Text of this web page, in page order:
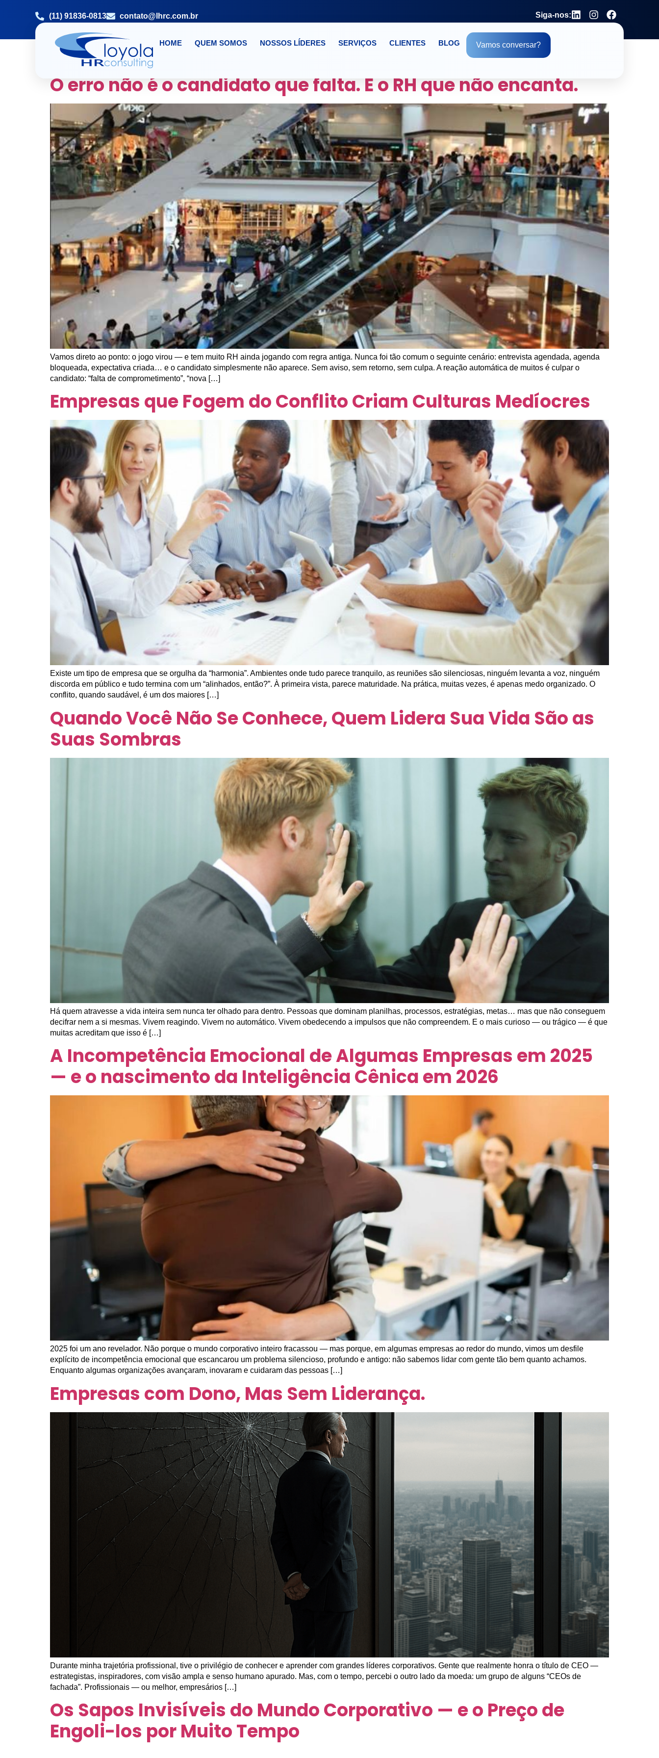
(11) 91836-0813 contato@lhrc.com.br Siga-nos:
HOME QUEM SOMOS NOSSOS LÍDERES SERVIÇOS CLIENTES BLOG Vamos conversar?
TAG:LIDER DISSIMULADO
O erro não é o candidato que falta. É o RH que não encanta.
Vamos direto ao ponto: o jogo virou — e tem muito RH ainda jogando com regra antiga. Nunca foi tão comum o seguinte cenário: entrevista agendada, agenda
bloqueada, expectativa criada… e o candidato simplesmente não aparece. Sem aviso, sem retorno, sem culpa. A reação automática de muitos é culpar o
candidato: “falta de comprometimento”, “nova […]
Empresas que Fogem do Conflito Criam Culturas Medíocres
Existe um tipo de empresa que se orgulha da “harmonia”. Ambientes onde tudo parece tranquilo, as reuniões são silenciosas, ninguém levanta a voz, ninguém
discorda em público e tudo termina com um “alinhados, então?”. À primeira vista, parece maturidade. Na prática, muitas vezes, é apenas medo organizado. O
conflito, quando saudável, é um dos maiores […]
Quando Você Não Se Conhece, Quem Lidera Sua Vida São as
Suas Sombras
Há quem atravesse a vida inteira sem nunca ter olhado para dentro. Pessoas que dominam planilhas, processos, estratégias, metas… mas que não conseguem
decifrar nem a si mesmas. Vivem reagindo. Vivem no automático. Vivem obedecendo a impulsos que não compreendem. E o mais curioso — ou trágico — é que
muitas acreditam que isso é […]
A Incompetência Emocional de Algumas Empresas em 2025
— e o nascimento da Inteligência Cênica em 2026
2025 foi um ano revelador. Não porque o mundo corporativo inteiro fracassou — mas porque, em algumas empresas ao redor do mundo, vimos um desfile
explícito de incompetência emocional que escancarou um problema silencioso, profundo e antigo: não sabemos lidar com gente tão bem quanto achamos.
Enquanto algumas organizações avançaram, inovaram e cuidaram das pessoas […]
Empresas com Dono, Mas Sem Liderança.
Durante minha trajetória profissional, tive o privilégio de conhecer e aprender com grandes líderes corporativos. Gente que realmente honra o título de CEO —
estrategistas, inspiradores, com visão ampla e senso humano apurado. Mas, com o tempo, percebi o outro lado da moeda: um grupo de alguns “CEOs de
fachada”. Profissionais — ou melhor, empresários […]
Os Sapos Invisíveis do Mundo Corporativo — e o Preço de
Engoli-los por Muito Tempo